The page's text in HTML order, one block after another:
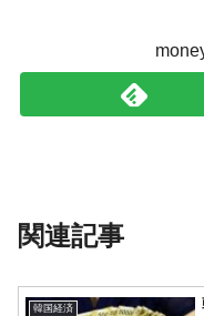
関連記事
韓国経済